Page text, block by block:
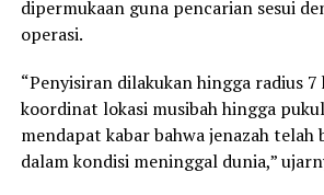
dipermukaan guna pencarian sesui
operasi.
“Penyisiran dilakukan hingga radius
koordinat lokasi musibah hingga
mendapat kabar bahwa jenazah telah
dalam kondisi meninggal dunia,”